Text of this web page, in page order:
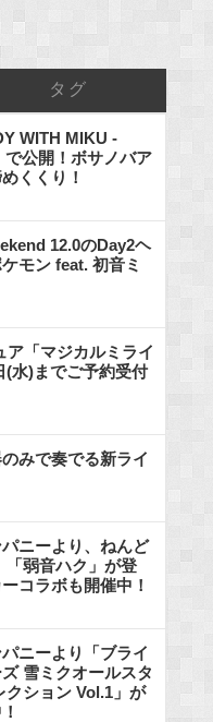
タグ
WITH MIKU -
公開！ボサノバア
くくり！
12.0のDay2ヘ
モン feat. 初音ミ
ア「マジカルミライ
(水)までご予約受付
みで奏でる新ライ
ニーより、ねんど
「弱音ハク」が登
コラボも開催中！
ニーより「ブライ
雪ミクオールスタ
クション Vol.1」が